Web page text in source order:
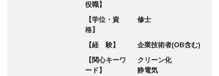
役職】
【学位・資
格】
修士
【経 験】
企業技術者(OB含む)
【関心キーワ
ード】
クリーン化
静電気